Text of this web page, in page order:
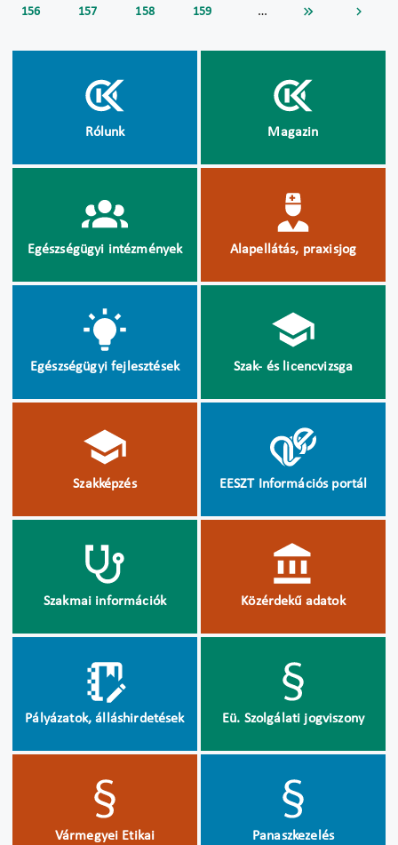
156 157 158 159 …
Rólunk Magazin
Egészségügyi intézmények Alapellátás, praxisjog
Egészségügyi fejlesztések Szak- és licencvizsga
Szakképzés EESZT Információs portál
Szakmai információk Közérdekű adatok
Pályázatok, álláshirdetések Eü. Szolgálati jogviszony
Vármegyei Etikai
Panaszkezelés